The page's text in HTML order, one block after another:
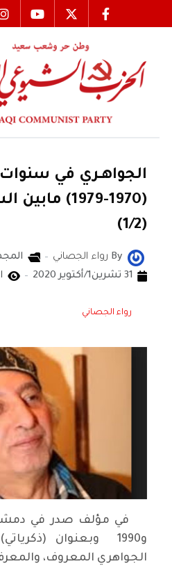
الجواهــري في
(1970-1979)
(1/2)
By رواء الجصاني
31 تشرين1/أكتوير 2020
رواء الجصاني
و1990 وبعنوان
الجواهري المعروف،